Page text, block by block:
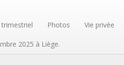
trimestriel Photos Vie privée
2025 à Liège.